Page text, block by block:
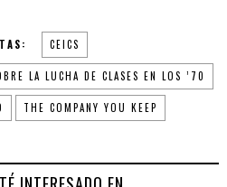
CEICS
LA LUCHA DE CLASES EN LOS ’70
THE COMPANY YOU KEEP